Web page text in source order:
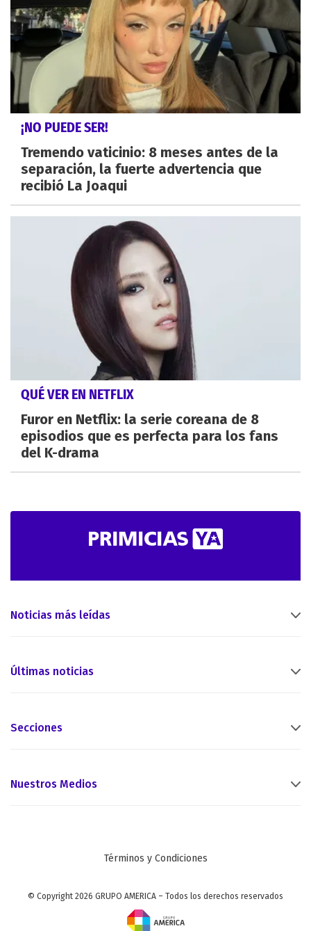
¡NO PUEDE SER!
Tremendo vaticinio: 8 meses antes de la
separación, la fuerte advertencia que
recibió La Joaqui
QUÉ VER EN NETFLIX
Furor en Netflix: la serie coreana de 8
episodios que es perfecta para los fans
del K-drama
Noticias más leídas
Últimas noticias
Secciones
Nuestros Medios
Términos y Condiciones
© Copyright 2026 GRUPO AMERICA – Todos los derechos reservados